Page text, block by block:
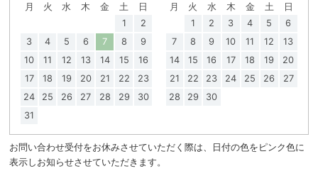
月 火 水 木 金 土
日
1
2
3
4 5 6 7 8
9
10
11 12 13 14 15
16
17
18 19 20 21 22
23
24
25 26 27 28 29
30
31
月 火 水 木 金 土
日
1
2 3 4 5
6
7
8 9 10 11 12
13
14
15 16 17 18 19
20
21
22 23 24 25 26
27
28
29 30
お問い合わせ受付をお休みさせていただく際は、日付の色をピンク色に
表示しお知らせさせていただきます。